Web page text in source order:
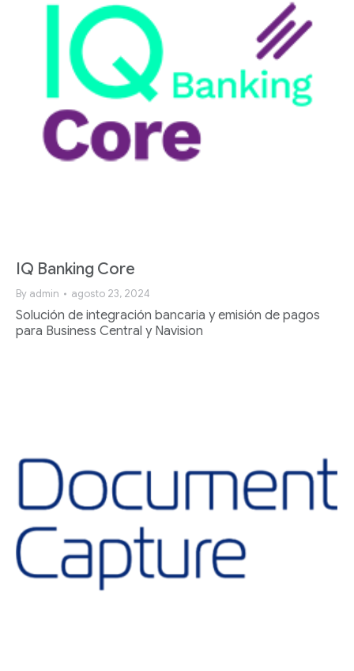
IQ Banking Core
By admin agosto 23, 2024
Solución de integración bancaria y emisión de pagos
para Business Central y Navision